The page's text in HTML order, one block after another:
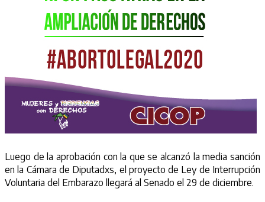
Luego de la aprobación con la que se alcanzó la media sanción
en la Cámara de Diputadxs, el proyecto de Ley de Interrupción
Voluntaria del Embarazo llegará al Senado el 29 de diciembre.